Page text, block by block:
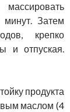
Затем
крепко
и отпуская.
продукта
маслом (4